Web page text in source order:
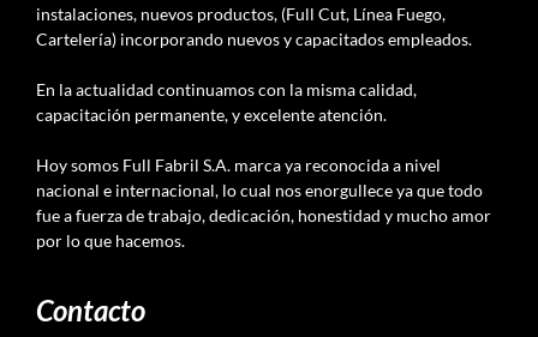
instalaciones, nuevos productos, (Full Cut, Línea Fuego,
Cartelería) incorporando nuevos y capacitados empleados.
En la actualidad continuamos con la misma calidad,
capacitación permanente, y excelente atención.
Hoy somos Full Fabril S.A. marca ya reconocida a nivel
nacional e internacional, lo cual nos enorgullece ya que todo
fue a fuerza de trabajo, dedicación, honestidad y mucho amor
por lo que hacemos.
Contacto